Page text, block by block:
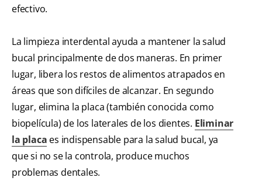
efectivo.
La limpieza interdental ayuda a mantener la salud
bucal principalmente de dos maneras. En primer
lugar, libera los restos de alimentos atrapados en
áreas que son difíciles de alcanzar. En segundo
lugar, elimina la placa (también conocida como
biopelícula) de los laterales de los dientes. Eliminar
la placa es indispensable para la salud bucal, ya
que si no se la controla, produce muchos
problemas dentales.